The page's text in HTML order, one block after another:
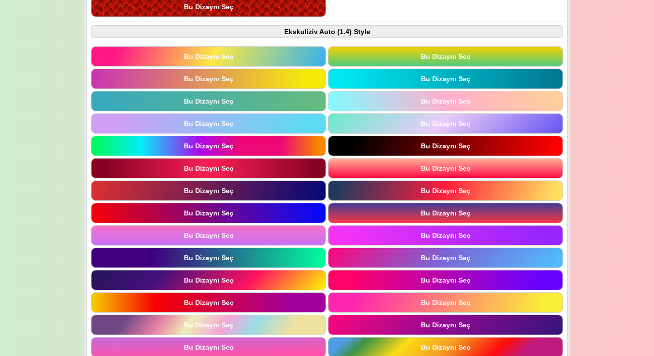
Bu Dizaynı Seç
Ekskuliziv Auto (1.4) Style
Bu Dizaynı Seç Bu Dizaynı Seç
Bu Dizaynı Seç Bu Dizaynı Seç
Bu Dizaynı Seç Bu Dizaynı Seç
Bu Dizaynı Seç Bu Dizaynı Seç
Bu Dizaynı Seç Bu Dizaynı Seç
Bu Dizaynı Seç Bu Dizaynı Seç
Bu Dizaynı Seç Bu Dizaynı Seç
Bu Dizaynı Seç Bu Dizaynı Seç
Bu Dizaynı Seç Bu Dizaynı Seç
Bu Dizaynı Seç Bu Dizaynı Seç
Bu Dizaynı Seç Bu Dizaynı Seç
Bu Dizaynı Seç Bu Dizaynı Seç
Bu Dizaynı Seç Bu Dizaynı Seç
Bu Dizaynı Seç Bu Dizaynı Seç